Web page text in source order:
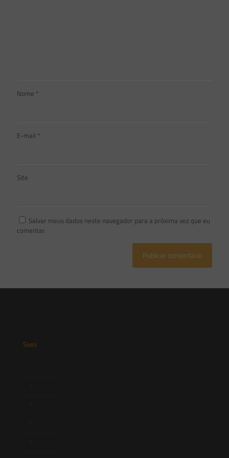
Nome *
E-mail *
Site
Salvar meus dados neste navegador para a próxima vez que eu
comentar.
Saes